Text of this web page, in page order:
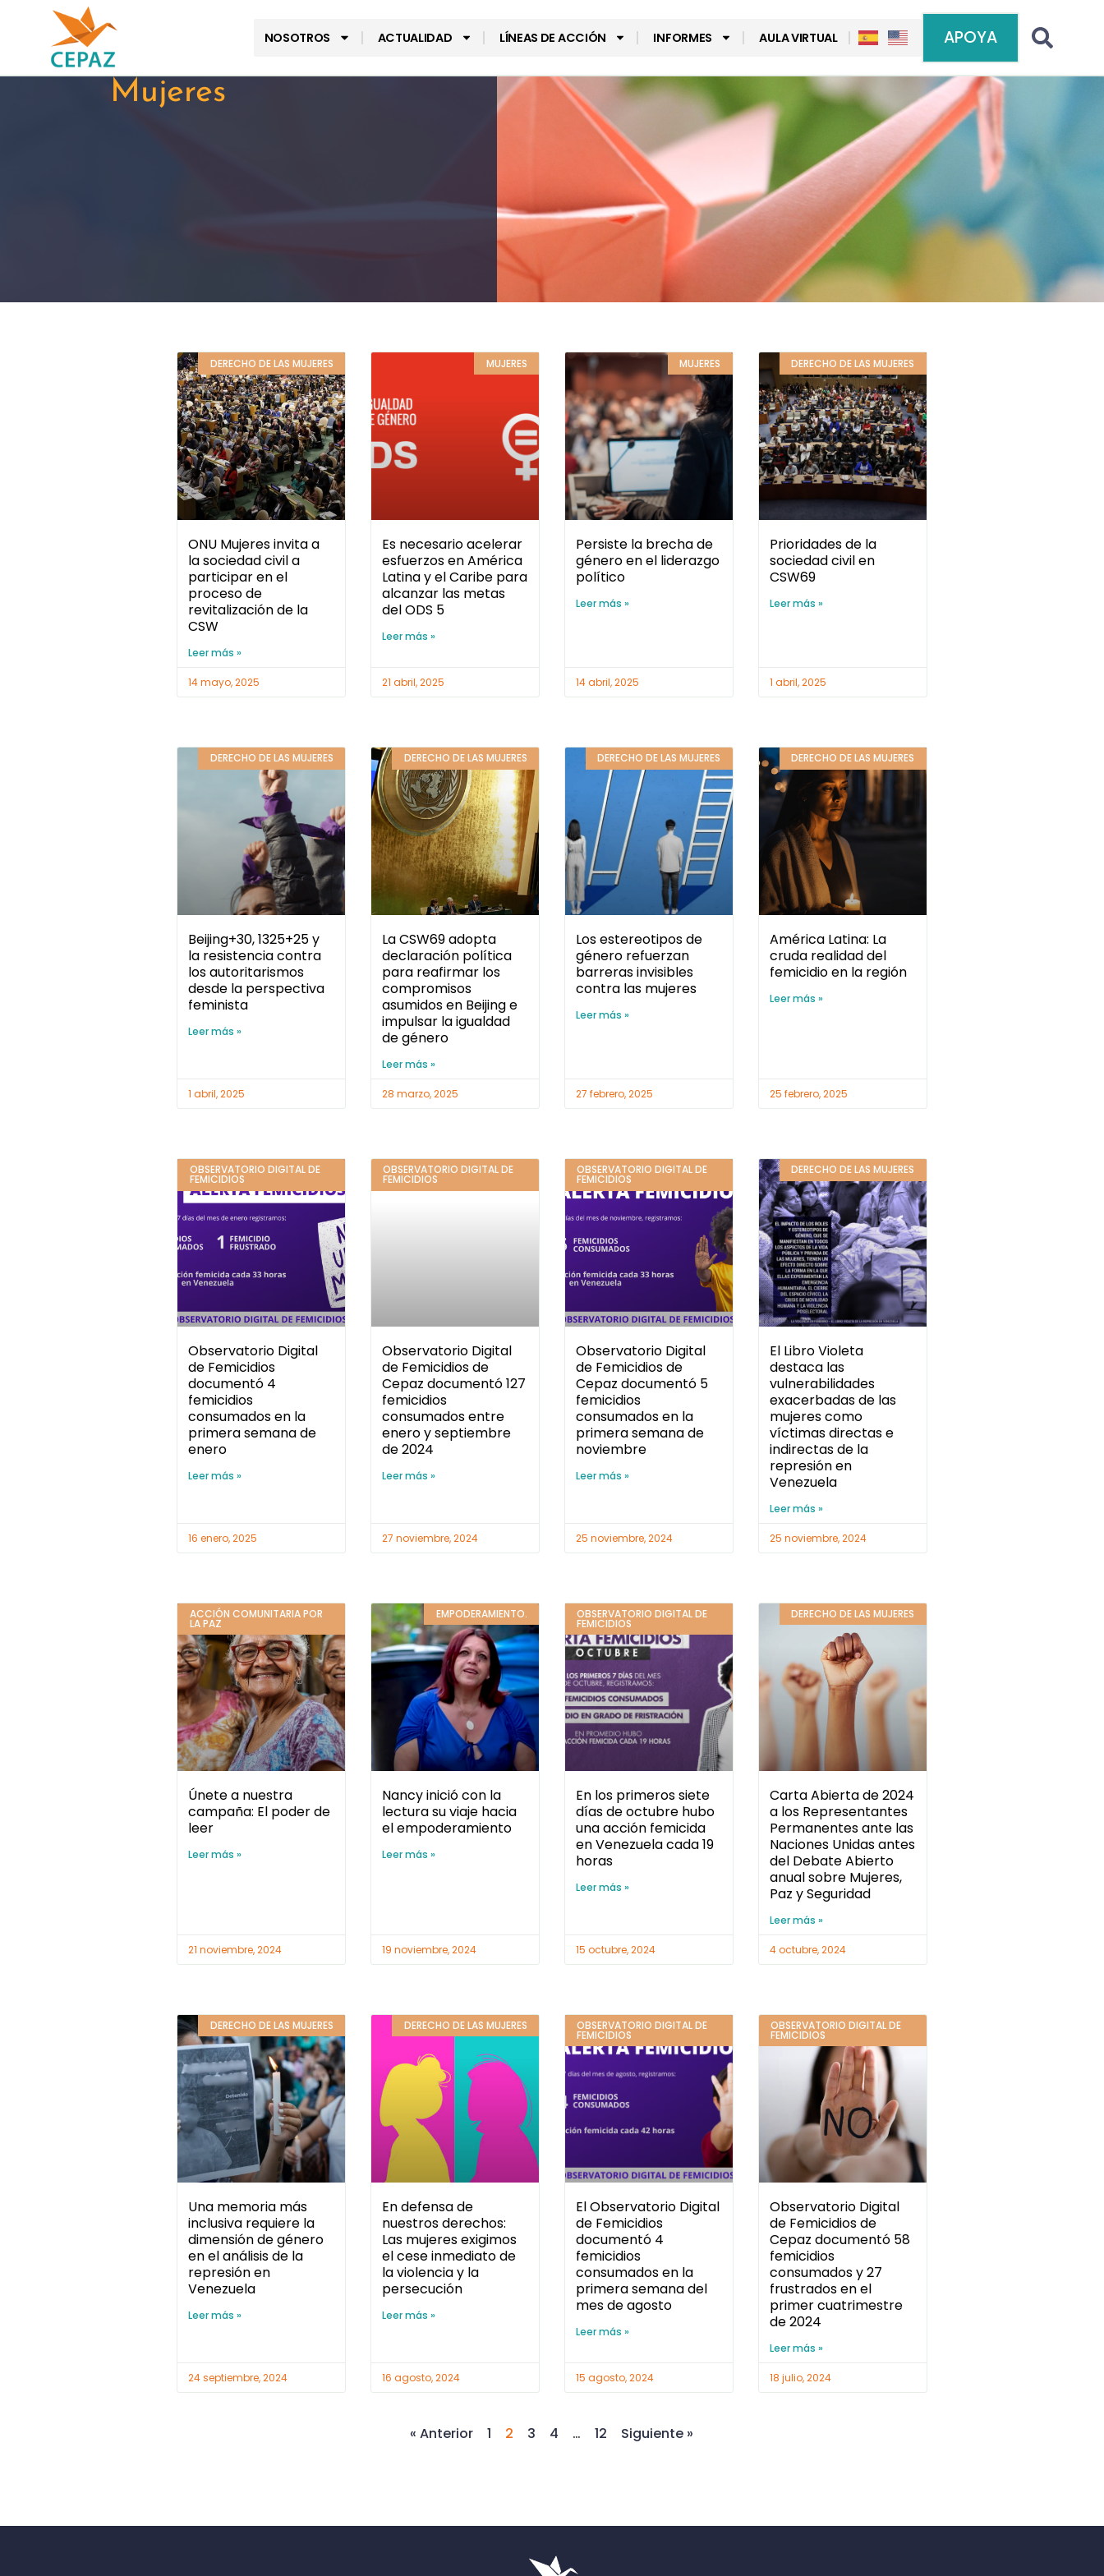
NOSOTROS ACTUALIDAD LÍNEAS DE ACCIÓN INFORMES AULA VIRTUAL APOYA
Mujeres
DERECHO DE LAS MUJERES
ONU Mujeres invita a
la sociedad civil a
participar en el
proceso de
revitalización de la
CSW
Leer más »
14 mayo, 2025
MUJERES
Es necesario acelerar
esfuerzos en América
Latina y el Caribe para
alcanzar las metas
del ODS 5
Leer más »
21 abril, 2025
MUJERES
Persiste la brecha de
género en el liderazgo
político
Leer más »
14 abril, 2025
DERECHO DE LAS MUJERES
Prioridades de la
sociedad civil en
CSW69
Leer más »
1 abril, 2025
DERECHO DE LAS MUJERES
Beijing+30, 1325+25 y
la resistencia contra
los autoritarismos
desde la perspectiva
feminista
Leer más »
1 abril, 2025
DERECHO DE LAS MUJERES
La CSW69 adopta
declaración política
para reafirmar los
compromisos
asumidos en Beijing e
impulsar la igualdad
de género
Leer más »
28 marzo, 2025
DERECHO DE LAS MUJERES
Los estereotipos de
género refuerzan
barreras invisibles
contra las mujeres
Leer más »
27 febrero, 2025
DERECHO DE LAS MUJERES
América Latina: La
cruda realidad del
femicidio en la región
Leer más »
25 febrero, 2025
OBSERVATORIO DIGITAL DE
FEMICIDIOS
Observatorio Digital
de Femicidios
documentó 4
femicidios
consumados en la
primera semana de
enero
Leer más »
16 enero, 2025
OBSERVATORIO DIGITAL DE
FEMICIDIOS
Observatorio Digital
de Femicidios de
Cepaz documentó 127
femicidios
consumados entre
enero y septiembre
de 2024
Leer más »
27 noviembre, 2024
OBSERVATORIO DIGITAL DE
FEMICIDIOS
Observatorio Digital
de Femicidios de
Cepaz documentó 5
femicidios
consumados en la
primera semana de
noviembre
Leer más »
25 noviembre, 2024
DERECHO DE LAS MUJERES
El Libro Violeta
destaca las
vulnerabilidades
exacerbadas de las
mujeres como
víctimas directas e
indirectas de la
represión en
Venezuela
Leer más »
25 noviembre, 2024
ACCIÓN COMUNITARIA POR
LA PAZ
Únete a nuestra
campaña: El poder de
leer
Leer más »
21 noviembre, 2024
EMPODERAMIENTO.
Nancy inició con la
lectura su viaje hacia
el empoderamiento
Leer más »
19 noviembre, 2024
OBSERVATORIO DIGITAL DE
FEMICIDIOS
En los primeros siete
días de octubre hubo
una acción femicida
en Venezuela cada 19
horas
Leer más »
15 octubre, 2024
DERECHO DE LAS MUJERES
Carta Abierta de 2024
a los Representantes
Permanentes ante las
Naciones Unidas antes
del Debate Abierto
anual sobre Mujeres,
Paz y Seguridad
Leer más »
4 octubre, 2024
DERECHO DE LAS MUJERES
Una memoria más
inclusiva requiere la
dimensión de género
en el análisis de la
represión en
Venezuela
Leer más »
24 septiembre, 2024
DERECHO DE LAS MUJERES
En defensa de
nuestros derechos:
Las mujeres exigimos
el cese inmediato de
la violencia y la
persecución
Leer más »
16 agosto, 2024
OBSERVATORIO DIGITAL DE
FEMICIDIOS
El Observatorio Digital
de Femicidios
documentó 4
femicidios
consumados en la
primera semana del
mes de agosto
Leer más »
15 agosto, 2024
OBSERVATORIO DIGITAL DE
FEMICIDIOS
Observatorio Digital
de Femicidios de
Cepaz documentó 58
femicidios
consumados y 27
frustrados en el
primer cuatrimestre
de 2024
Leer más »
18 julio, 2024
« Anterior 1 2 3 4 … 12 Siguiente »